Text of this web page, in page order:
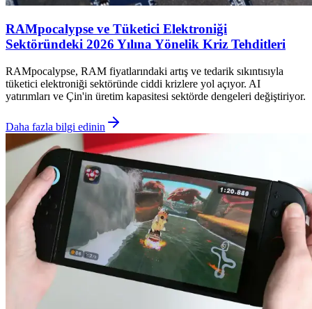
RAMpocalypse ve Tüketici Elektroniği
Sektöründeki 2026 Yılına Yönelik Kriz Tehditleri
RAMpocalypse, RAM fiyatlarındaki artış ve tedarik sıkıntısıyla
tüketici elektroniği sektöründe ciddi krizlere yol açıyor. AI
yatırımları ve Çin'in üretim kapasitesi sektörde dengeleri değiştiriyor.
Daha fazla bilgi edinin